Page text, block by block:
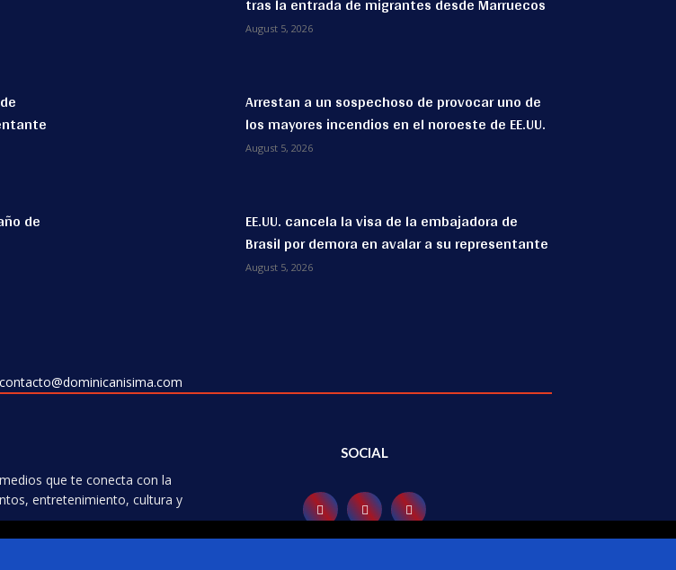
de
August 5, 2026
Arrestan a un sospechoso de provocar uno de
los mayores incendios en el noroeste de EE.UU.
August 5, 2026
EE.UU. cancela la visa de la embajadora de
Brasil por demora en avalar a su representante
August 5, 2026
contacto@dominicanisima.com
que te conecta con la
entretenimiento, cultura y
SOCIAL